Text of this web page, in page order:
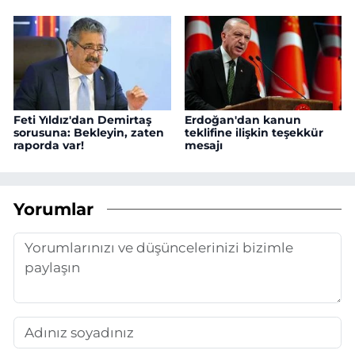
Feti Yıldız'dan Demirtaş
sorusuna: Bekleyin, zaten
raporda var!
Erdoğan'dan kanun
teklifine ilişkin teşekkür
mesajı
Yorumlar